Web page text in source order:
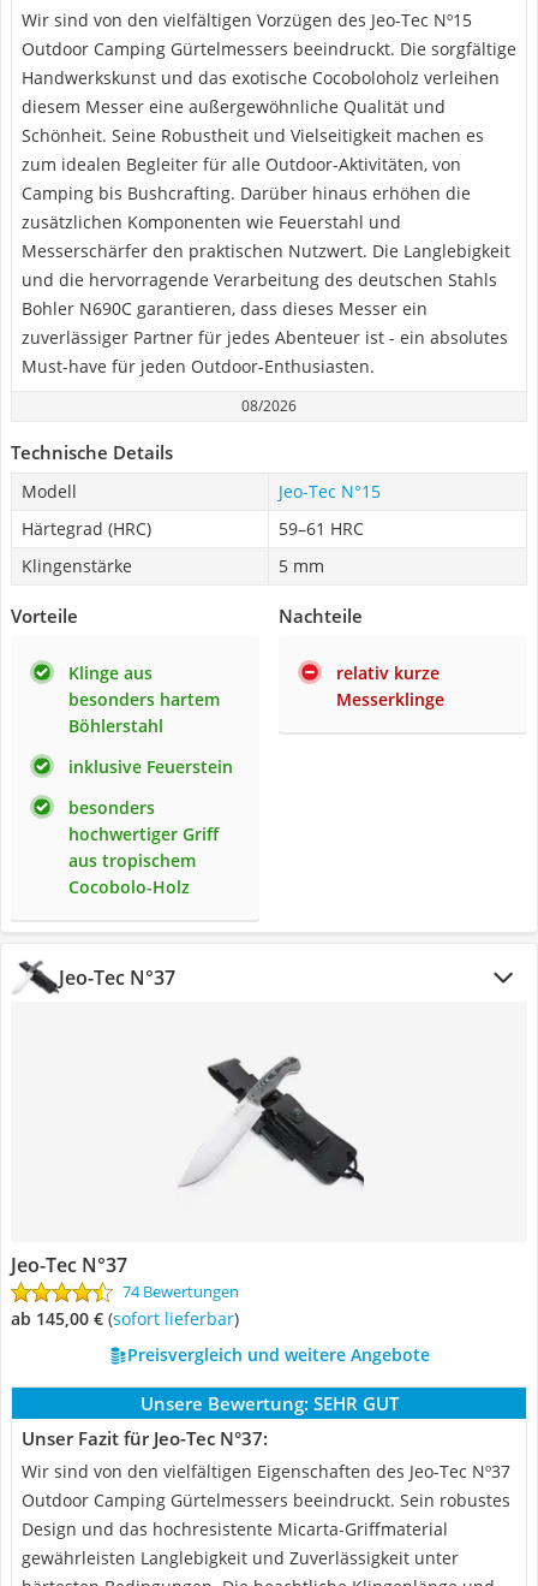
Wir sind von den vielfältigen Vorzügen des Jeo-Tec Nº15
Outdoor Camping Gürtelmessers beeindruckt. Die sorgfältige
Handwerkskunst und das exotische Cocoboloholz verleihen
diesem Messer eine außergewöhnliche Qualität und
Schönheit. Seine Robustheit und Vielseitigkeit machen es
zum idealen Begleiter für alle Outdoor-Aktivitäten, von
Camping bis Bushcrafting. Darüber hinaus erhöhen die
zusätzlichen Komponenten wie Feuerstahl und
Messerschärfer den praktischen Nutzwert. Die Langlebigkeit
und die hervorragende Verarbeitung des deutschen Stahls
Bohler N690C garantieren, dass dieses Messer ein
zuverlässiger Partner für jedes Abenteuer ist - ein absolutes
Must-have für jeden Outdoor-Enthusiasten.
08/2026
Technische Details
Modell
Jeo-Tec N°15
Härtegrad (HRC)
59–61 HRC
Klingenstärke
5 mm
Vorteile
Klinge aus
besonders hartem
Böhlerstahl
inklusive Feuerstein
besonders
hochwertiger Griff
aus tropischem
Cocobolo-Holz
Nachteile
relativ kurze
Messerklinge
Jeo-Tec N°37
Jeo-Tec N°37
74 Bewertungen
ab 145,00 € ( Sofort lieferbar)
Preisvergleich und weitere Angebote
Unsere Bewertung: SEHR GUT
Unser Fazit für Jeo-Tec N°37:
Wir sind von den vielfältigen Eigenschaften des Jeo-Tec Nº37
Outdoor Camping Gürtelmessers beeindruckt. Sein robustes
Design und das hochresistente Micarta-Griffmaterial
gewährleisten Langlebigkeit und Zuverlässigkeit unter